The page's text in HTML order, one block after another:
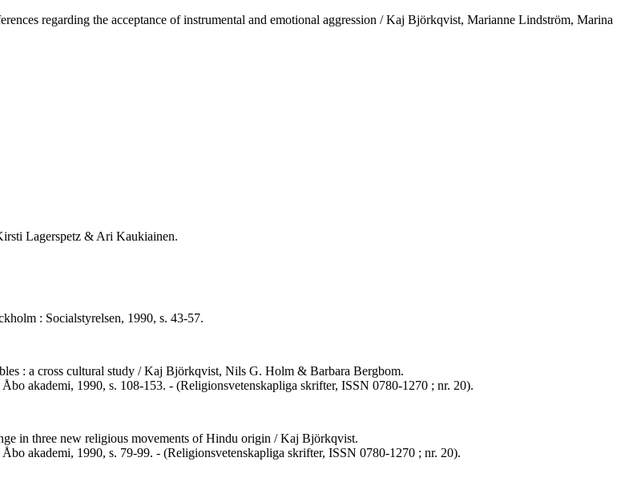
regarding the acceptance of instrumental and emotional aggression / Kaj Björkqvist, Marianne Lindström, Marina
Lagerspetz & Ari Kaukiainen.
: Socialstyrelsen, 1990, s. 43-57.
: a cross cultural study / Kaj Björkqvist, Nils G. Holm & Barbara Bergbom.
akademi, 1990, s. 108-153. - (Religionsvetenskapliga skrifter, ISSN 0780-1270 ; nr. 20).
in three new religious movements of Hindu origin / Kaj Björkqvist.
akademi, 1990, s. 79-99. - (Religionsvetenskapliga skrifter, ISSN 0780-1270 ; nr. 20).